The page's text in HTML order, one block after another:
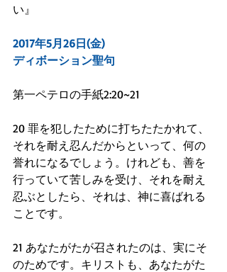
い』
2017年5月26日(金)
ディボーション聖句
第一ペテロの手紙2:20~21
20 罪を犯したために打ちたたかれて、
それを耐え忍んだからといって、何の
誉れになるでしょう。けれども、善を
行っていて苦しみを受け、それを耐え
忍ぶとしたら、それは、神に喜ばれる
ことです。
21 あなたがたが召されたのは、実にそ
のためです。キリストも、あなたがた